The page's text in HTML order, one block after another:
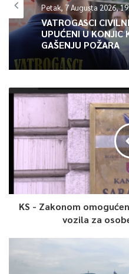
Liverpool rezultatom 3:1. Ovi
dok će timovi koji su sinoć
igrati dan ranije, 13. aprila.
Petak, 7 Augusta 2026,
VATROGASCI
UPUĆENI U KONJIC
GAŠENJU POŽARA
KS - Zakonom
vozila za